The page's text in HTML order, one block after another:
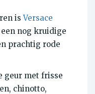
isVersace
een nog kruidige
prachtig rode
geur met frisse
chinotto,